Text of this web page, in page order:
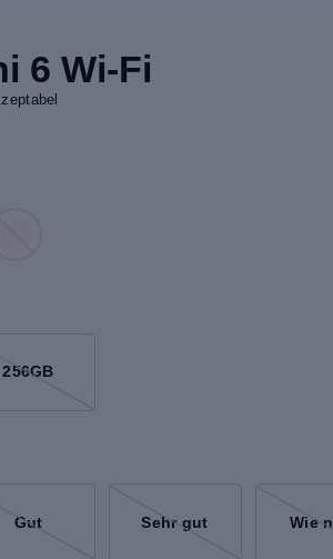
6 Wi-Fi
256GB
Gut Sehr gut Wie